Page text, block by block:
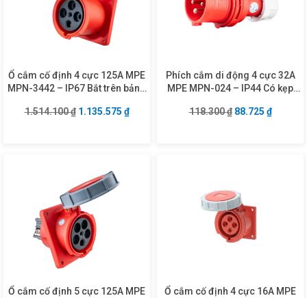
Ổ cắm cố định 4 cực 125A MPE
MPN-3442 – IP67 Bắt trên bảng
1.514.100₫ Giá gốc là: 1.514.100 ₫.
1.135.575 ₫Giá hiện tại là: 1.135.575 ₫.
Phích cắm di động 4 cực 32A
MPE MPN-024 – IP44 Có kẹp
118.300₫ Giá gốc là:
88.725 ₫Giá
Ổ cắm cố định 5 cực 125A MPE
Ổ cắm cố định 4 cực 16A MPE